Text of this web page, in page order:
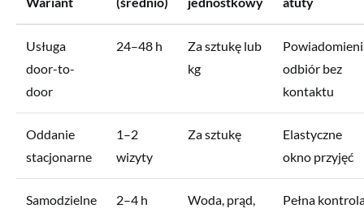
Usługa
door-to-
door
24–48 h
Za sztukę lub
kg
odbiór bez
kontaktu
Oddanie
stacjonarne
1–2
wizyty
Za sztukę
Elastyczne
okno przyjęć
Samodzielne
2–4 h
Woda, prąd,
Pełna